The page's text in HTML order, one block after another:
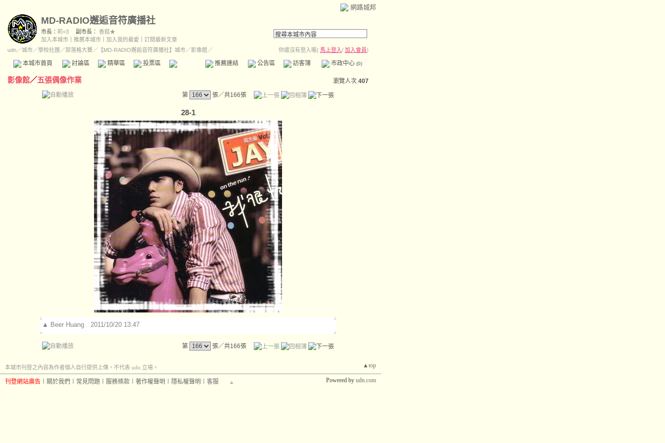
網路城邦
MD-RADIO邂逅音符廣播社
市長： 莉<3 副市長： 香菇★
加入本城市
推薦本城市 加入我的最愛
訂閱最新文章
udn／城市／學校社團 ／部落格大賽／ 【MD-RADIO邂逅音符廣播社】城市／影像館／ 你還沒有登入喔( 馬上登入/ 加入會員)
本城市首頁 討論區 精華區 投票區 影像館 推薦連結 公告區 訪客簿 市政中心 (0)
影像館／五張偶像作業 瀏覽人次 407
第
張／共166張
28-1
▲ Beer Huang 2011/10/20 13:47
第 張／共166張
▲top
本城市刊登之內容為作者個人自行提供上傳，不代表 udn 立場。
刊登網站廣告 關於我們 常見問題 服務條款 著作權聲明 隱私權聲明 客服 Powered by udn.com